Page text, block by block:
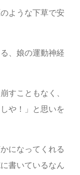
ような下草で安
、娘の運動神経
すこともなく、
や！」と思いを
になってくれる
書いているなん